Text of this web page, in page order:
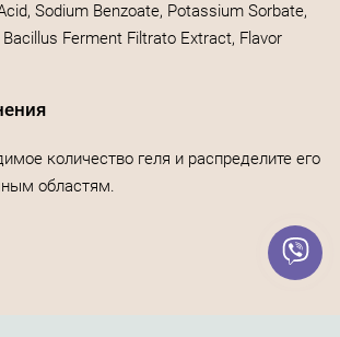
Sodium Benzoate, Potassium Sorbate,
Ferment Filtrato Extract, Flavor
количество геля и распределите его
областям.